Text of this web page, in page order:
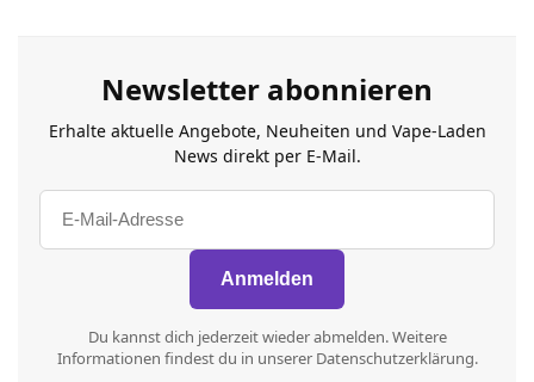
Newsletter abonnieren
Erhalte aktuelle Angebote, Neuheiten und Vape-Laden
News direkt per E-Mail.
Du kannst dich jederzeit wieder abmelden. Weitere
Informationen findest du in unserer Datenschutzerklärung.